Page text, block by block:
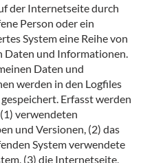
der Internetseite durch
Person oder ein
System eine Reihe von
Daten und Informationen.
Daten und
werden in den Logfiles
Erfasst werden
verwendeten
und Versionen, (2) das
System verwendete
(3) die Internetseite,